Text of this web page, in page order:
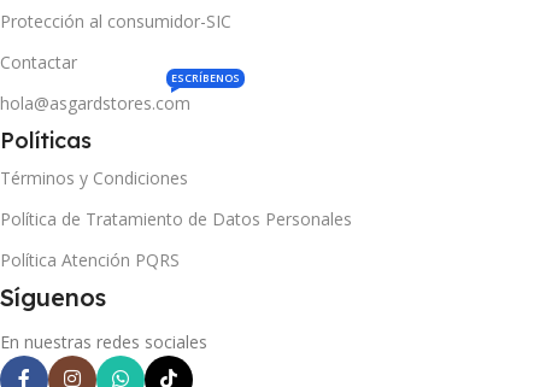
Protección al consumidor-SIC
Contactar
hola@asgardstores.com
ESCRÍBENOS
Políticas
Términos y Condiciones
Política de Tratamiento de Datos Personales
Política Atención PQRS
Síguenos
En nuestras redes sociales